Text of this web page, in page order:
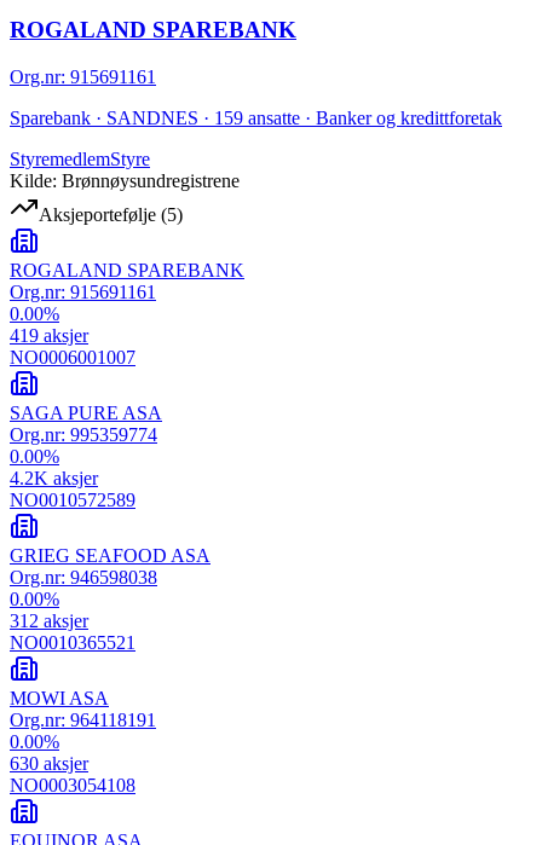
ROGALAND SPAREBANK
Org.nr: 915691161
Sparebank · SANDNES · 159 ansatte · Banker og kredittforetak
StyremedlemStyre
Kilde: Brønnøysundregistrene
Aksjeportefølje (5)
ROGALAND SPAREBANK
Org.nr: 915691161
0.00%
419 aksjer
NO0006001007
SAGA PURE ASA
Org.nr: 995359774
0.00%
4.2K aksjer
NO0010572589
GRIEG SEAFOOD ASA
Org.nr: 946598038
0.00%
312 aksjer
NO0010365521
MOWI ASA
Org.nr: 964118191
0.00%
630 aksjer
NO0003054108
EQUINOR ASA